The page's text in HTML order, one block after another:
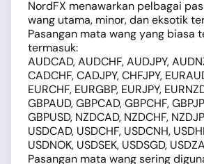
NordFX menawarkan pelbagai
wang utama, minor, dan eksotik
Pasangan mata wang yang biasa
termasuk:
AUDCAD, AUDCHF, AUDJPY,
CADCHF, CADJPY, CHFJPY,
EURCHF, EURGBP, EURJPY,
GBPAUD, GBPCAD, GBPCHF,
GBPUSD, NZDCAD, NZDCHF,
USDCAD, USDCHF, USDCNH,
USDNOK, USDSEK, USDSGD,
Pasangan mata wang sering